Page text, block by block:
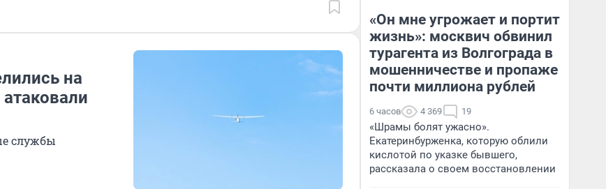
на
службы
«Он мне угрожает и портит
жизнь»: москвич обвинил
турагента из Волгограда в
мошенничестве и пропаже
почти миллиона рублей
6 часов 4 369 19
«Шрамы болят ужасно».
Екатеринбурженка, которую облили
кислотой по указке бывшего,
рассказала о своем восстановлении